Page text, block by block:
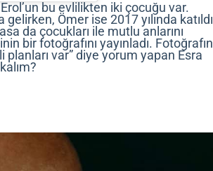
bu evlilikten iki çocuğu var.
Ömer ise 2017 yılında katıldı
da çocukları ile mutlu anlarını
bir fotoğrafını yayınladı. Fotoğrafın
planları var” diye yorum yapan Esra